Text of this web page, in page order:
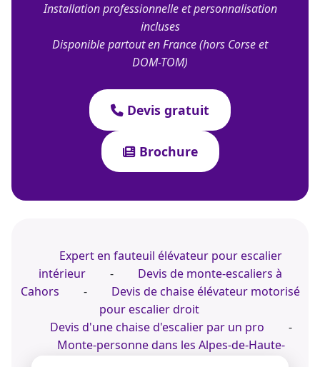
Installation professionnelle et personnalisation
incluses
Disponible partout en France (hors Corse et
DOM-TOM)
Devis gratuit
Brochure
Expert en fauteuil élévateur pour escalier
intérieur
-
Devis de monte-escaliers à
Cahors
-
Devis de chaise élévateur motorisé
pour escalier droit
Devis d'une chaise d'escalier par un pro
-
Monte-personne dans les Alpes-de-Haute-